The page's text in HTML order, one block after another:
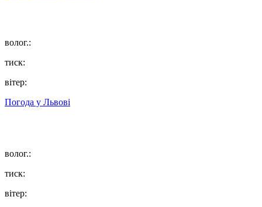
волог.:
тиск:
вітер:
Погода у Львові
волог.:
тиск:
вітер: